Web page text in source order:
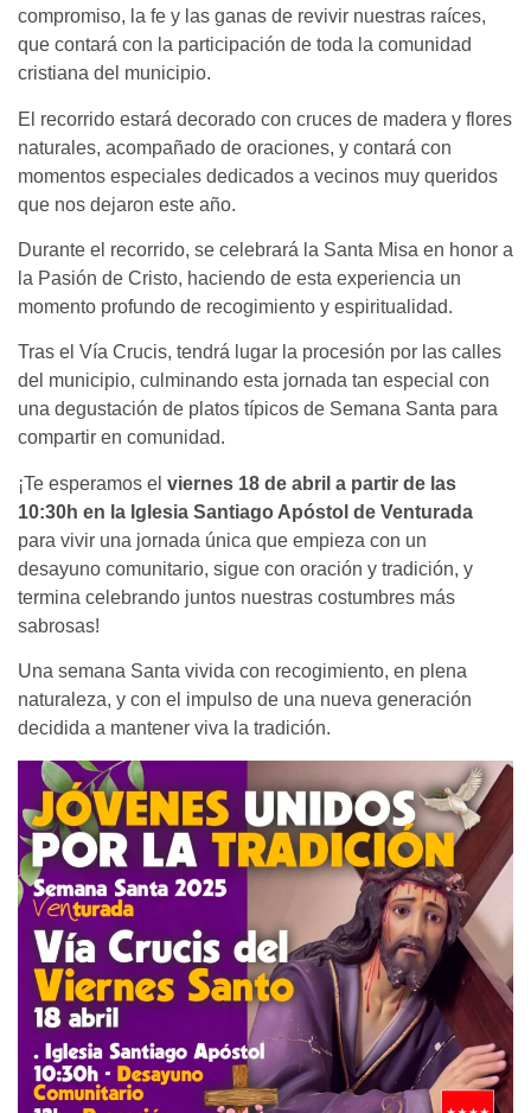
compromiso, la fe y las ganas de revivir nuestras raíces,
que contará con la participación de toda la comunidad
cristiana del municipio.
El recorrido estará decorado con cruces de madera y flores
naturales, acompañado de oraciones, y contará con
momentos especiales dedicados a vecinos muy queridos
que nos dejaron este año.
Durante el recorrido, se celebrará la Santa Misa en honor a
la Pasión de Cristo, haciendo de esta experiencia un
momento profundo de recogimiento y espiritualidad.
Tras el Vía Crucis, tendrá lugar la procesión por las calles
del municipio, culminando esta jornada tan especial con
una degustación de platos típicos de Semana Santa para
compartir en comunidad.
¡Te esperamos el viernes 18 de abril a partir de las
10:30h en la Iglesia Santiago Apóstol de Venturada
para vivir una jornada única que empieza con un
desayuno comunitario, sigue con oración y tradición, y
termina celebrando juntos nuestras costumbres más
sabrosas!
Una semana Santa vivida con recogimiento, en plena
naturaleza, y con el impulso de una nueva generación
decidida a mantener viva la tradición.